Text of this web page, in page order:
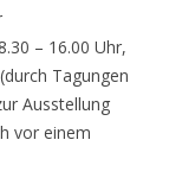
– 16.00 Uhr,
Tagungen
Ausstellung
vor einem